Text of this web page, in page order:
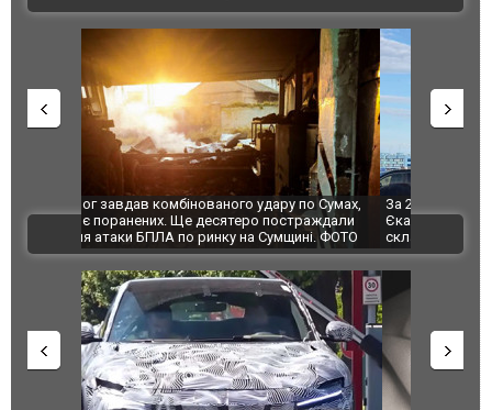
За 2000 кілометрів від кордону з Україною: в
Єкатеринбурзі після атаки дронів загорівся
склад Wildberries. ФОТО. ВІДЕО
"Мої
ВІДЕО